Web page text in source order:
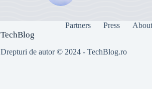
Partners Press About
TechBlog
Drepturi de autor © 2024 - TechBlog.ro